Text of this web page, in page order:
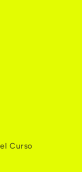
Curso